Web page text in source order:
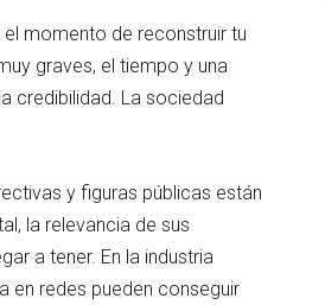
el momento de reconstruir tu
graves, el tiempo y una
credibilidad. La sociedad
y figuras públicas están
la relevancia de sus
a tener. En la industria
en redes pueden conseguir